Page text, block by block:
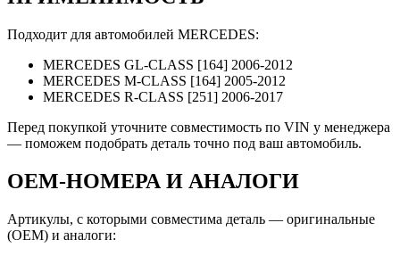
Подходит для автомобилей MERCEDES:
MERCEDES GL-CLASS [164] 2006-2012
MERCEDES M-CLASS [164] 2005-2012
MERCEDES R-CLASS [251] 2006-2017
Перед покупкой уточните совместимость по VIN у менеджера
— поможем подобрать деталь точно под ваш автомобиль.
OEM-НОМЕРА И АНАЛОГИ
Артикулы, с которыми совместима деталь — оригинальные
(OEM) и аналоги: